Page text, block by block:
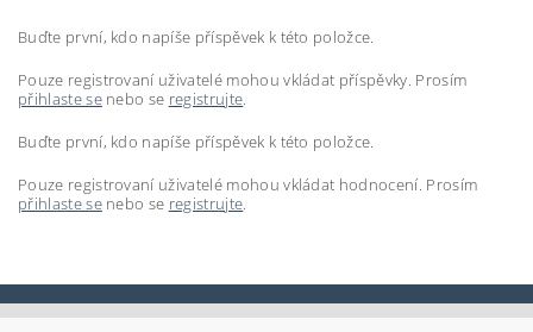
Buďte první, kdo napíše příspěvek k této položce.
Pouze registrovaní uživatelé mohou vkládat příspěvky. Prosím
přihlaste senebo se registrujte.
Buďte první, kdo napíše příspěvek k této položce.
Pouze registrovaní uživatelé mohou vkládat hodnocení. Prosím
přihlaste senebo se registrujte.